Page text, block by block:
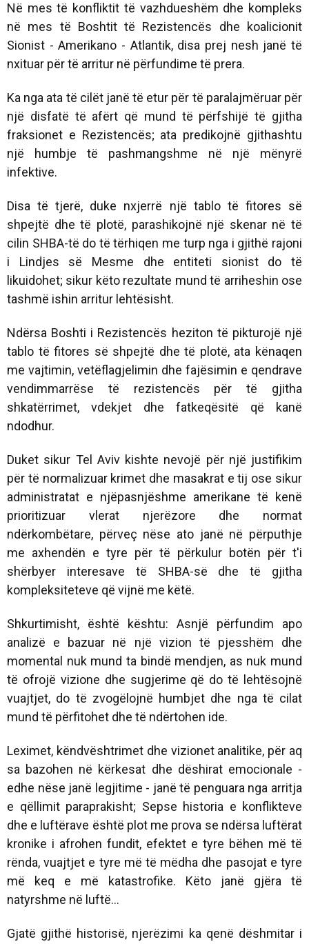
Në mes të konfliktit të vazhdueshëm dhe kompleks
në mes të Boshtit të Rezistencës dhe koalicionit
Sionist - Amerikano - Atlantik, disa prej nesh janë të
nxituar për të arritur në përfundime të prera.
Ka nga ata të cilët janë të etur për të paralajmëruar për
një disfatë të afërt që mund të përfshijë të gjitha
fraksionet e Rezistencës; ata predikojnë gjithashtu
një humbje të pashmangshme në një mënyrë
infektive.
Disa të tjerë, duke nxjerrë një tablo të fitores së
shpejtë dhe të plotë, parashikojnë një skenar në të
cilin SHBA-të do të tërhiqen me turp nga i gjithë rajoni
i Lindjes së Mesme dhe entiteti sionist do të
likuidohet; sikur këto rezultate mund të arriheshin ose
tashmë ishin arritur lehtësisht.
Ndërsa Boshti i Rezistencës heziton të pikturojë një
tablo të fitores së shpejtë dhe të plotë, ata kënaqen
me vajtimin, vetëflagjelimin dhe fajësimin e qendrave
vendimmarrëse të rezistencës për të gjitha
shkatërrimet, vdekjet dhe fatkeqësitë që kanë
ndodhur.
Duket sikur Tel Aviv kishte nevojë për një justifikim
për të normalizuar krimet dhe masakrat e tij ose sikur
administratat e njëpasnjëshme amerikane të kenë
prioritizuar vlerat njerëzore dhe normat
ndërkombëtare, përveç nëse ato janë në përputhje
me axhendën e tyre për të përkulur botën për t'i
shërbyer interesave të SHBA-së dhe të gjitha
kompleksiteteve që vijnë me këtë.
Shkurtimisht, është kështu: Asnjë përfundim apo
analizë e bazuar në një vizion të pjesshëm dhe
momental nuk mund ta bindë mendjen, as nuk mund
të ofrojë vizione dhe sugjerime që do të lehtësojnë
vuajtjet, do të zvogëlojnë humbjet dhe nga të cilat
mund të përfitohet dhe të ndërtohen ide.
Leximet, këndvështrimet dhe vizionet analitike, për aq
sa bazohen në kërkesat dhe dëshirat emocionale -
edhe nëse janë legjitime - janë të penguara nga arritja
e qëllimit paraprakisht; Sepse historia e konflikteve
dhe e luftërave është plot me prova se ndërsa luftërat
kronike i afrohen fundit, efektet e tyre bëhen më të
rënda, vuajtjet e tyre më të mëdha dhe pasojat e tyre
më keq e më katastrofike. Këto janë gjëra të
natyrshme në luftë...
Gjatë gjithë historisë, njerëzimi ka qenë dëshmitar i